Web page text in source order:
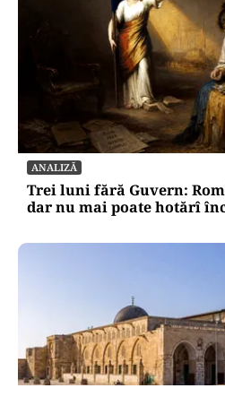
ANALIZĂ
Trei luni fără Guvern:
dar nu mai poate hotărî